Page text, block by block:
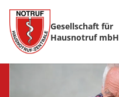
Gesellschaft für
Hausnotruf mbH